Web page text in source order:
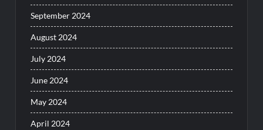
September 2024
August 2024
July 2024
June 2024
May 2024
April 2024